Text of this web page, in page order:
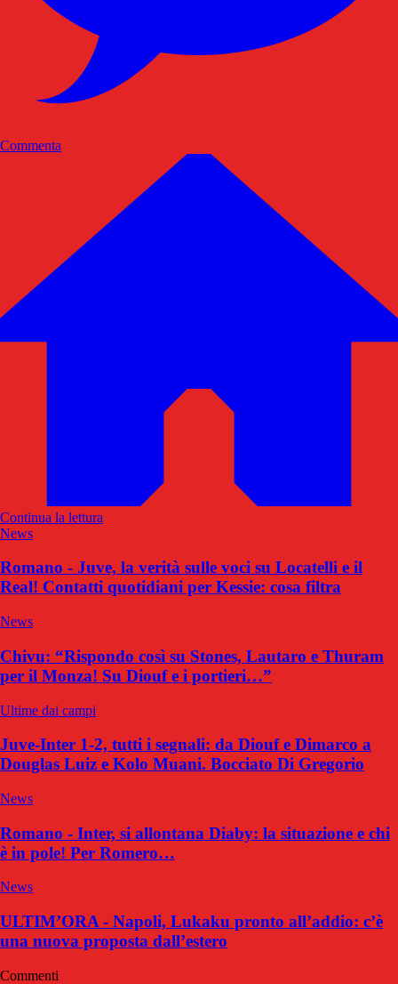
Commenta
Continua la lettura
News
Romano - Juve, la verità sulle voci su Locatelli e il
Real! Contatti quotidiani per Kessie: cosa filtra
News
Chivu: “Rispondo così su Stones, Lautaro e Thuram
per il Monza! Su Diouf e i portieri…”
Ultime dai campi
Juve-Inter 1-2, tutti i segnali: da Diouf e Dimarco a
Douglas Luiz e Kolo Muani. Bocciato Di Gregorio
News
Romano - Inter, si allontana Diaby: la situazione e chi
è in pole! Per Romero…
News
ULTIM’ORA - Napoli, Lukaku pronto all’addio: c’è
una nuova proposta dall’estero
Commenti